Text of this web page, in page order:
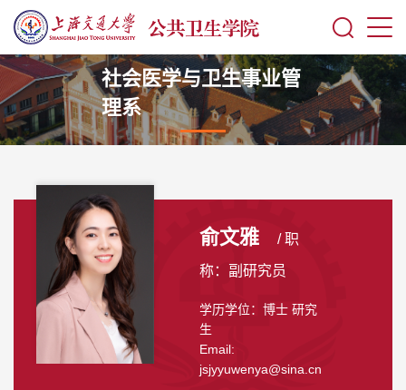
社会医学与卫生事业管
理系
俞文雅 / 职
称：副研究员
学历学位：博士 研究
生
Email:
jsjyyuwenya@sina.cn